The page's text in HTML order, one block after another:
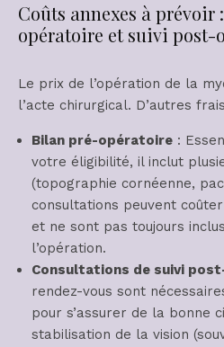
Coûts annexes à
opératoire et suivi post-
Le prix de l’opération de la
l’acte chirurgical. D’autres
Bilan pré-opératoire :
votre éligibilité, il inclut
(topographie cornéenne,
consultations peuvent
et ne sont pas toujours
l’opération.
Consultations de suivi
rendez-vous sont
pour s’assurer de la bonne
stabilisation de la vision